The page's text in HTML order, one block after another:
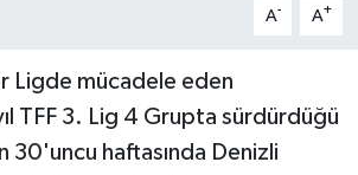
A- A+
Ligde mücadele eden
TFF 3. Lig 4 Grupta sürdürdüğü
30'uncu haftasında Denizli